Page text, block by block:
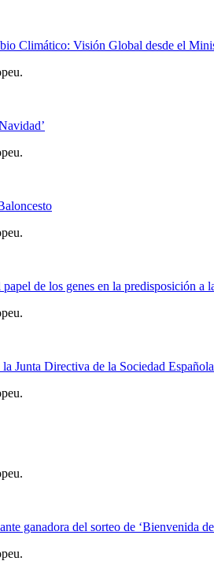
Climático: Visión Global desde el
de los genes en la predisposición a
Junta Directiva de la Sociedad
ganadora del sorteo de ‘Bienvenida